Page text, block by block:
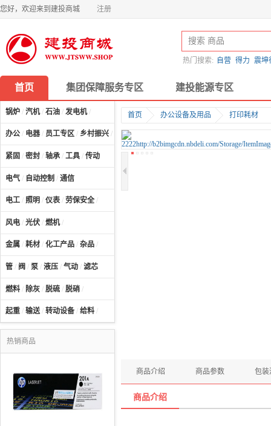
您好，欢迎来到建投商城 注册
热门搜索: 自营 得力 震坤
首页 集团保障服务专区 建投能源专区
锅炉 / 汽机/ 石油 / 发电机/
办公 / 电器 / 员工专区 / 乡村振兴 / 计算机及配件
紧固 / 密封 / 轴承 / 工具 / 传动
电气 / 自动控制 / 通信
电工 / 照明 / 仪表 / 劳保安全 /
风电 / 光伏 / 燃机/
金属 / 耗材 / 化工产品 / 杂品 /
管 / 阀 / 泵 / 液压 / 气动 / 滤芯
燃料 / 除灰 / 脱硫 / 脱硝 /
起重 / 输送/ 转动设备 / 给料 /
热销商品
首页 办公设备及用品 打印耗材
商品介绍 商品参数 包装
商品介绍